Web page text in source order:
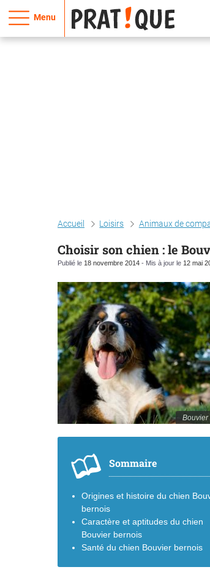
Menu
Accueil Loisirs Animaux de
Choisir son chien : le
Publié le 18 novembre 2014 - Mis à jour le 12 mai
Bouvier
Sommaire
Origines et histoire du chien
bernois
Caractère et aptitudes du chien
Bouvier bernois
Santé du chien Bouvier bernois